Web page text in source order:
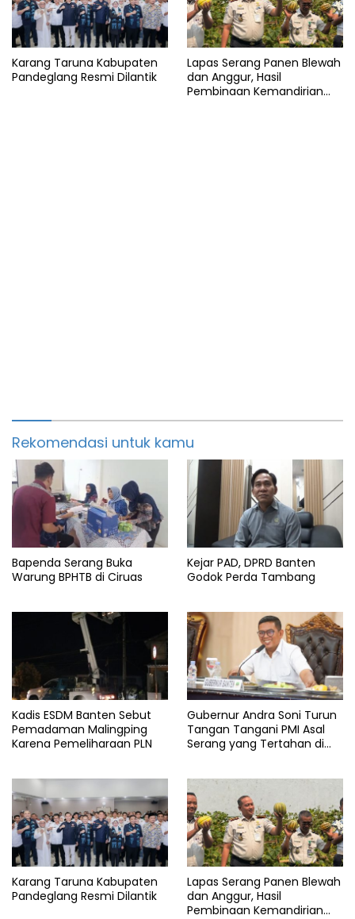
Karang Taruna Kabupaten
Pandeglang Resmi Dilantik
Lapas Serang Panen Blewah
dan Anggur, Hasil
Pembinaan Kemandirian
Rekomendasi untuk kamu
Bapenda Serang Buka
Warung BPHTB di Ciruas
Kejar PAD, DPRD Banten
Godok Perda Tambang
Kadis ESDM Banten Sebut
Pemadaman Malingping
Karena Pemeliharaan PLN
Gubernur Andra Soni Turun
Tangan Tangani PMI Asal
Serang yang Tertahan di
Karang Taruna Kabupaten
Pandeglang Resmi Dilantik
Lapas Serang Panen Blewah
dan Anggur, Hasil
Pembinaan Kemandirian